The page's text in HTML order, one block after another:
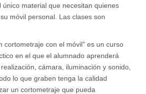
único material que necesitan quienes
móvil personal. Las clases son
cortometraje con el móvil” es un curso
en el que el alumnado aprenderá
cámara, iluminación y sonido,
lo que graben tenga la calidad
un cortometraje que pueda